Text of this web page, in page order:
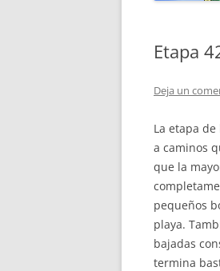
Etapa
Deja un
La etapa
a caminos
que la
pequeños
playa.
bajadas
termina